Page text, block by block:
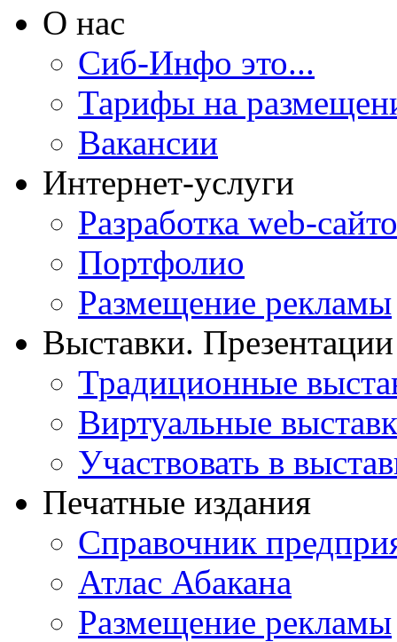
О нас
Сиб-Инфо это...
Тарифы на
Вакансии
Интернет-услуги
Разработка web-
Портфолио
Размещение рекламы
Выставки. Презентации
Традиционные
Виртуальные
Участвовать в
Печатные издания
Справочник
Атлас Абакана
Размещение рекламы